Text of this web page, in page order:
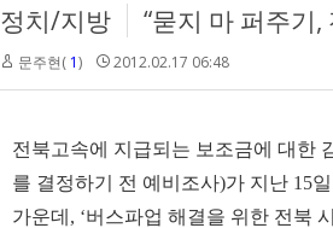
정치/지방 “묻지 마 퍼주기, 전북고속 보
문주현( 1) 2012.02.17 06:48
전북고속에 지급되는 보조금에 대한
를 결정하기 전 예비조사)가 지난 15
가운데, ‘버스파업 해결을 위한 전북